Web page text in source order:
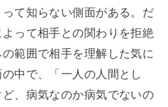
て知らない側面がある。だ
って相手との関わりを拒絶
範囲で相手を理解した気に
中で、「一人の人間とし
、病気なのか病気でないの